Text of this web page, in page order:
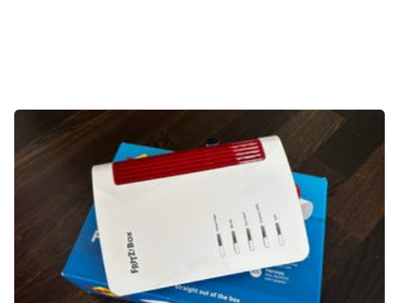
Team
Zusammenarbeit
Kontakt
Impressum